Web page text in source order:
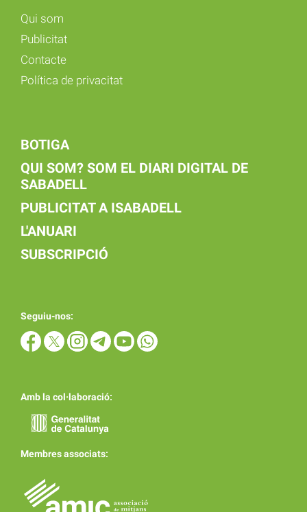
Qui som
Publicitat
Contacte
Política de privacitat
BOTIGA
QUI SOM? SOM EL DIARI DIGITAL DE
SABADELL
PUBLICITAT A ISABADELL
L'ANUARI
SUBSCRIPCIÓ
Seguiu-nos:
Amb la col·laboració:
Membres associats: